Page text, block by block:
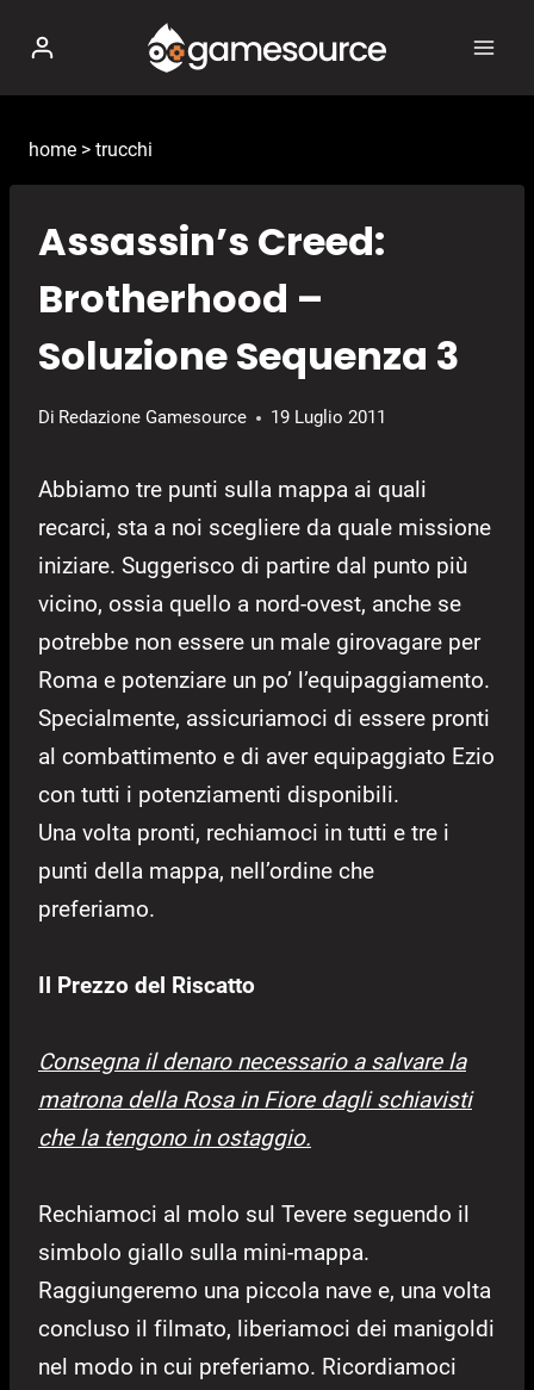
contenuto
home > trucchi
Assassin’s Creed:
Brotherhood –
Soluzione Sequenza 3
Di Redazione Gamesource 19 Luglio 2011
Abbiamo tre punti sulla mappa ai quali
recarci, sta a noi scegliere da quale missione
iniziare. Suggerisco di partire dal punto più
vicino, ossia quello a nord-ovest, anche se
potrebbe non essere un male girovagare per
Roma e potenziare un po’ l’equipaggiamento.
Specialmente, assicuriamoci di essere pronti
al combattimento e di aver equipaggiato Ezio
con tutti i potenziamenti disponibili.
Una volta pronti, rechiamoci in tutti e tre i
punti della mappa, nell’ordine che
preferiamo.
Il Prezzo del Riscatto
Consegna il denaro necessario a salvare la
matrona della Rosa in Fiore dagli schiavisti
che la tengono in ostaggio.
Rechiamoci al molo sul Tevere seguendo il
simbolo giallo sulla mini-mappa.
Raggiungeremo una piccola nave e, una volta
concluso il filmato, liberiamoci dei manigoldi
nel modo in cui preferiamo. Ricordiamoci